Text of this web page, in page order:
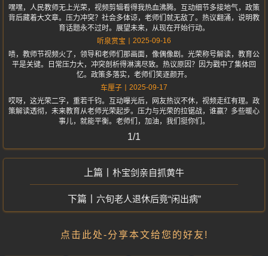
嘿嘿，人民教师无上光荣，视频剪辑看得我热血沸腾。互动细节多接地气，政策
背后藏着大文章。压力冲突？社会多体谅，老师们就无敌了。热议翻涌，说明教
育话题永不过时。展望未来，从现在开始行动。
听泉赏宝
2025-09-16
啧，教师节视频火了，领导和老师们那画面，像偶像剧。光荣称号解读，教育公
平是关键。日常压力大，冲突剖析得淋漓尽致。热议原因？因为戳中了集体回
忆。政策多落实，老师们笑逐颜开。
车厘子
2025-09-17
哎呀，这光荣二字，重若千钧。互动曝光后，网友热议不休，视频走红有理。政
策解读透彻，未来教育从老师光荣起步。压力与光荣的拉锯战，谁赢？多些暖心
事儿，就能平衡。老师们，加油，我们挺你们。
1/1
朴宝剑亲自抓黄牛
六旬老人退休后竟“闲出病”
点击此处-分享本文给您的好友!